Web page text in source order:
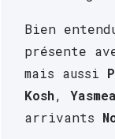
Bien
présente
mais aussi
Kosh,
arrivants